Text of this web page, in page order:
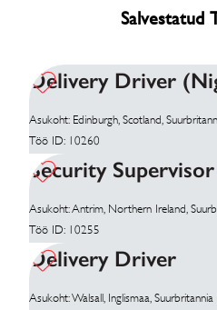
Salvestatud
Delivery Driver
Asukoht: Edinburgh, Scotland,
Töö ID: 10260
Security Supervisor
Asukoht: Antrim, Northern Ireland,
Töö ID: 10255
Delivery Driver
Asukoht: Walsall, Inglismaa, Suurbritannia